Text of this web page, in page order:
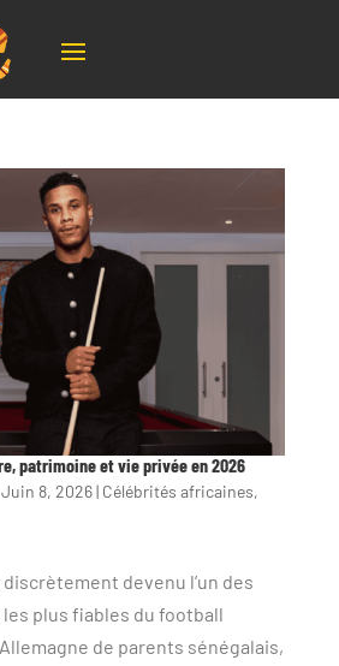
patrimoine et vie privée en 2026
Juin 8, 2026| Célébrités africaines,
devenu l’un des
plus fiables du football
de parents sénégalais,